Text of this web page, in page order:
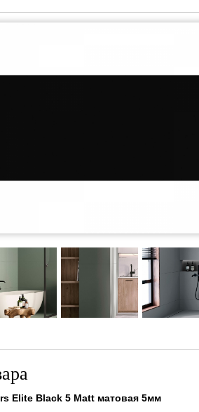
Elite Black 5 Matt матовая 5мм